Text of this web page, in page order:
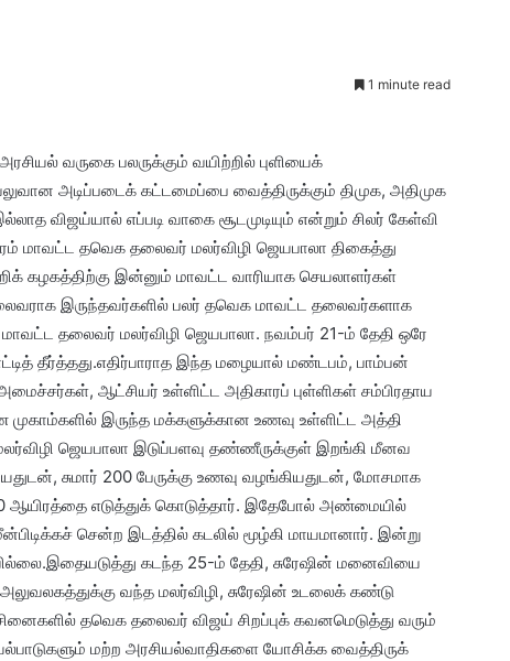
1 minute read
வருகை பலருக்கும் வயிற்றில் புளியைக்
அடிப்படைக் கட்டமைப்பை வைத்திருக்கும் திமுக, அதிமுக
விஜய்யால் எப்படி வாகை சூடமுடியும் என்றும் சிலர் கேள்வி
மாவட்ட தவெக தலைவர் மலர்விழி ஜெயபாலா திகைத்து
கழகத்திற்கு இன்னும் மாவட்ட வாரியாக செயலா​ளர்கள்
இருந்​தவர்​களில் பலர் தவெக மாவட்ட தலைவர்களாக
மாவட்ட தலைவர் மலர்விழி ஜெயபாலா. நவம்பர் 21-ம் தேதி ஒரே
தீர்த்தது.எதிர்​பாராத இந்த மழையால் மண்டபம், பாம்பன்
அமைச்​சர்கள், ஆட்சியர் உள்ளிட்ட அதிகாரப் புள்ளிகள் சம்பிரதாய
முகாம்​களில் இருந்த மக்களுக்கான உணவு உள்ளிட்ட அத்தி​
ஜெயபாலா இடுப்பளவு தண்ணீருக்குள் இறங்கி மீனவ
சுமார் 200 பேருக்கு உணவு வழங்கியதுடன், மோசமாக
ஆயிரத்தை எடுத்துக் கொடுத்​தார். இதேபோல் அண்மையில்
சென்ற இடத்தில் கடலில் மூழ்கி மாயமா​னார். இன்று
கடந்த 25-ம் தேதி, சுரேஷின் மனைவியை
வந்த மலர்விழி, சுரேஷின் உடலைக் கண்டு​
தவெக தலைவர் விஜய் சிறப்புக் கவனமெடுத்து வரும்
மற்ற அரசியல்​வா​திகளை யோசிக்க வைத்திருக்​